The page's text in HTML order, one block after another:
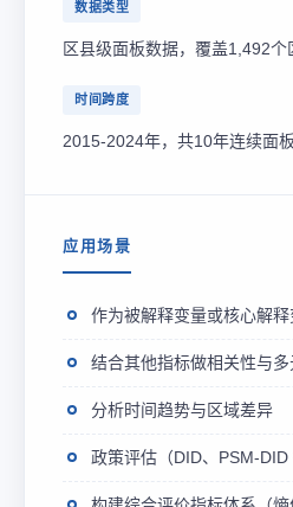
数据类型
区县级面板数据，覆盖1,492个
时间跨度
2015-2024年，共10年连续面板
应用场景
作为被解释变量或核心解
结合其他指标做相关性与
分析时间趋势与区域差异
政策评估（DID、PSM-DID